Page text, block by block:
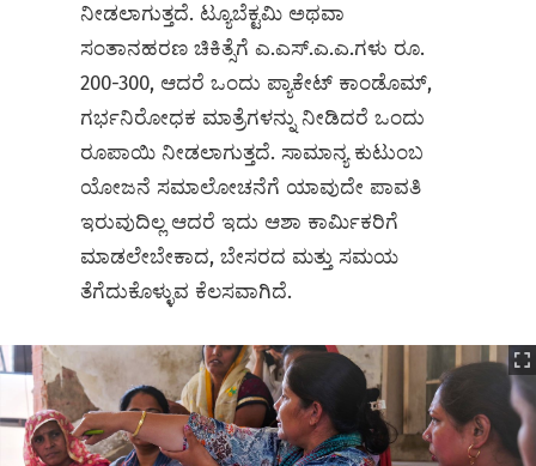
ನೀಡಲಾಗುತ್ತದೆ. ಟ್ಯೂಬೆಕ್ಟಮಿ ಅಥವಾ
ಸಂತಾನಹರಣ ಚಿಕಿತ್ಸೆಗೆ ಎ.ಎಸ್‌.ಎ.ಎ.ಗಳು ರೂ.
200-300, ಆದರೆ ಒಂದು ಪ್ಯಾಕೇಟ್‌ ಕಾಂಡೊಮ್,
ಗರ್ಭನಿರೋಧಕ ಮಾತ್ರೆಗಳನ್ನು‌ ನೀಡಿದರೆ ಒಂದು
ರೂಪಾಯಿ ನೀಡಲಾಗುತ್ತದೆ. ಸಾಮಾನ್ಯ ಕುಟುಂಬ
ಯೋಜನೆ ಸಮಾಲೋಚನೆಗೆ ಯಾವುದೇ ಪಾವತಿ
ಇರುವುದಿಲ್ಲ ಆದರೆ ಇದು ಆಶಾ ಕಾರ್ಮಿಕರಿಗೆ
ಮಾಡಲೇಬೇಕಾದ, ಬೇಸರದ ಮತ್ತು ಸಮಯ
ತೆಗೆದುಕೊಳ್ಳುವ ಕೆಲಸವಾಗಿದೆ.